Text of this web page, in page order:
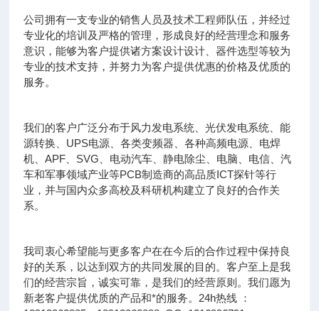
公司拥有一支专业的销售人员及技术工程师队伍，并经过
专业化的培训及严格的管理，形成良好的经营理念和服务
意识，能够为客户提供诸方案设计设计、器件选型等较为
专业的技术支持，并努力为客户提供优惠的价格及优质的
服务。
我们的客户广泛分布于风力发电系统、光伏发电系统、能
源转换、UPS电源、各类变频器、各种高频电源、电焊
机、APF、SVG、电动汽车、静电除尘、电脑、电信、汽
车和军事领域产业等PCB制造商的高品质ICT探针等行
业，并与国内众多高校及科研机构建立了良好的合作关
系。
我司衷心希望能与更多客户在在今后的合作过程中保持良
好的关系，以达到双方的共同发展的目的。客户至上是我
们的经营宗旨，诚实可靠，是我们的经营原则。我们愿为
新老客户提供优质的产品和*的服务。24h热线 ：